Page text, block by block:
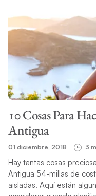
10 Cosas Para
Antigua
01 diciembre, 2018 3
Hay tantas cosas
Antigua 54-millas de
aisladas. Aquí están